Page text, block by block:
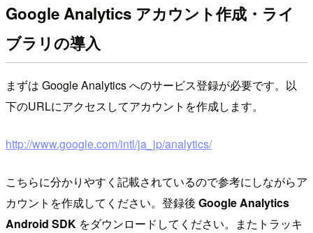
Google Analytics アカウント作成・ライ
ブラリの導入
まずは Google Analytics へのサービス登録が必要です。以
下のURLにアクセスしてアカウントを作成します。
http://www.google.com/intl/ja_jp/analytics/
こちらに分かりやすく記載されているので参考にしながらア
カウントを作成してください。登録後 Google Analytics
Android SDK をダウンロードしてください。またトラッキ